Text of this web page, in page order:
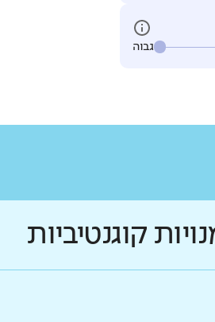
גבוה
קוגנטיביות